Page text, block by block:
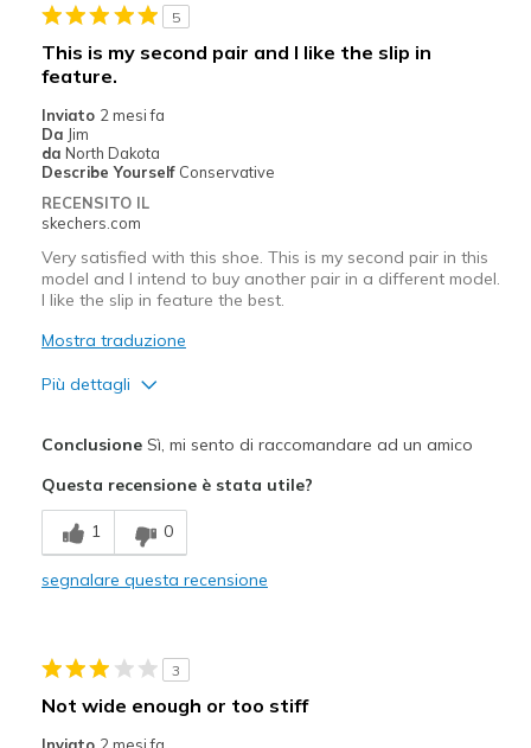
Travel
Width
Sizing
View On Shoes
5
This is my second pair and I like the slip in
feature.
Inviato 2 mesi fa
Da Jim
da North Dakota
Describe Yourself Conservative
RECENSITO IL
skechers.com
Very satisfied with this shoe. This is my second pair in this
model and I intend to buy another pair in a different model.
I like the slip in feature the best.
Mostra traduzione
Più dettagli
Comfortable
Stylish
Going Out
ConclusioneSì, mi sento di raccomandare ad un amico
Questa recensione è stata utile?
1 0
segnalare questa recensione
3
Not wide enough or too stiff